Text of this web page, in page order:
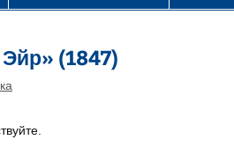
(1847)